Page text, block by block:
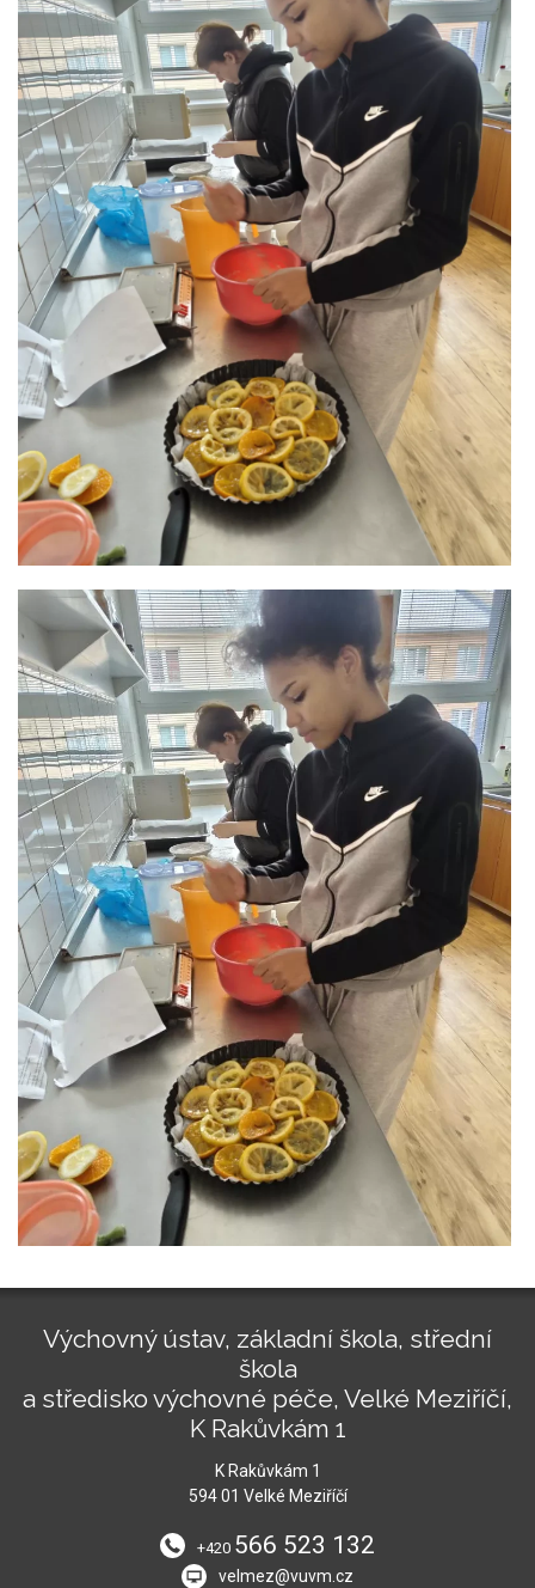
Výchovný ústav, základní škola, střední
škola
a středisko výchovné péče, Velké Meziříčí,
K Rakůvkám 1
K Rakůvkám 1
594 01 Velké Meziříčí
+420 566 523 132
velmez@vuvm.cz